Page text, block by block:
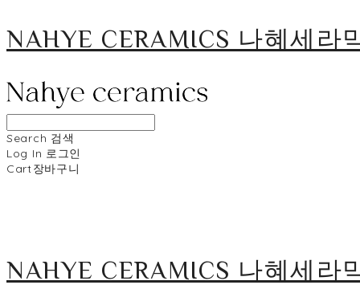
NAHYE CERAMICS 나혜세라
Search 검색
Log In 로그인
Cart장바구니
NAHYE CERAMICS 나혜세라